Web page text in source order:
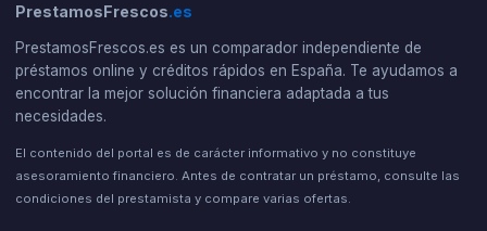
PrestamosFrescos.es
PrestamosFrescos.es es un comparador independiente de
préstamos online y créditos rápidos en España. Te ayudamos a
encontrar la mejor solución financiera adaptada a tus
necesidades.
El contenido del portal es de carácter informativo y no constituye
asesoramiento financiero. Antes de contratar un préstamo, consulte las
condiciones del prestamista y compare varias ofertas.